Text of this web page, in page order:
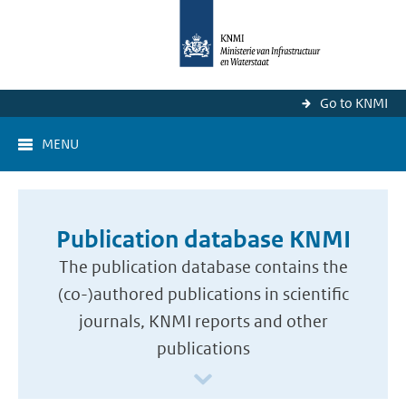
Go to KNMI
MENU
Publication database KNMI
The publication database contains the
(co-)authored publications in scientific
journals, KNMI reports and other
publications